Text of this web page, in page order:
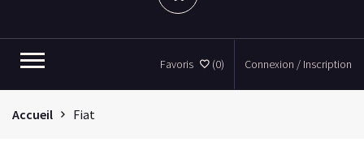
Favoris (0) Connexion / Inscription
Accueil Fiat